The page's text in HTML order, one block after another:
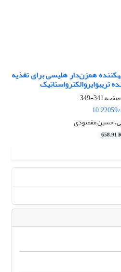
طراحی، ساخت و ارزیابی تغذیه‎کننده همزن‌دار هلیسی برای تغذیه
تریبوایروالکترواستاتیک
341-349
حسین مقصودی
658.91